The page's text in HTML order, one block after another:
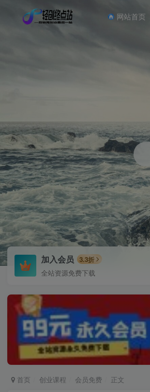
网站首页
加入会员 3.3折
全站资源免费下载
首页 创业课程 会员免费 正文